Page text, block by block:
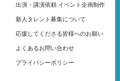
出演・講演依頼 イベント企画制作
新人タレント募集について
応援してくださる皆様へのお願い
よくあるお問い合わせ
プライバシーポリシー